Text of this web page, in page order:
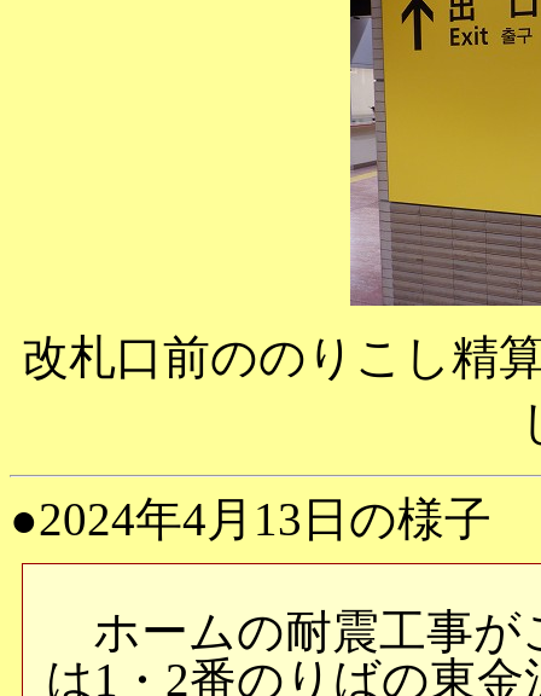
改札口前ののりこし精
●2024年4月13日の様子
ホームの耐震工事が
は1・2番のりばの東